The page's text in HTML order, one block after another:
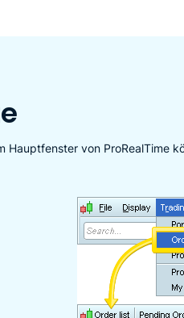
Hauptfenster von ProRealTime